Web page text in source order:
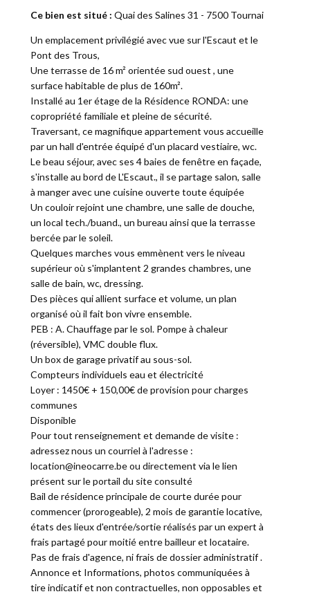
Ce bien est situé : Quai des Salines 31 - 7500 Tournai
Un emplacement privilégié avec vue sur l'Escaut et le
Pont des Trous,
Une terrasse de 16 m² orientée sud ouest , une
surface habitable de plus de 160m².
Installé au 1er étage de la Résidence RONDA: une
copropriété familiale et pleine de sécurité.
Traversant, ce magnifique appartement vous accueille
par un hall d'entrée équipé d'un placard vestiaire, wc.
Le beau séjour, avec ses 4 baies de fenêtre en façade,
s'installe au bord de L'Escaut., il se partage salon, salle
à manger avec une cuisine ouverte toute équipée
Un couloir rejoint une chambre, une salle de douche,
un local tech./buand., un bureau ainsi que la terrasse
bercée par le soleil.
Quelques marches vous emmènent vers le niveau
supérieur où s'implantent 2 grandes chambres, une
salle de bain, wc, dressing.
Des pièces qui allient surface et volume, un plan
organisé où il fait bon vivre ensemble.
PEB : A. Chauffage par le sol. Pompe à chaleur
(réversible), VMC double flux.
Un box de garage privatif au sous-sol.
Compteurs individuels eau et électricité
Loyer : 1450€ + 150,00€ de provision pour charges
communes
Disponible
Pour tout renseignement et demande de visite :
adressez nous un courriel à l'adresse :
location@ineocarre.be ou directement via le lien
présent sur le portail du site consulté
Bail de résidence principale de courte durée pour
commencer (prorogeable), 2 mois de garantie locative,
états des lieux d'entrée/sortie réalisés par un expert à
frais partagé pour moitié entre bailleur et locataire.
Pas de frais d'agence, ni frais de dossier administratif .
Annonce et Informations, photos communiquées à
tire indicatif et non contractuelles, non opposables et